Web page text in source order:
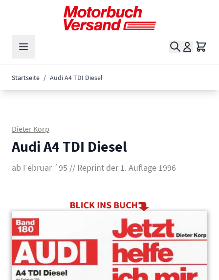
Zum Inhalt springen
Suche
Startseite / Audi A4 TDI Diesel
Dieter Korp
Audi A4 TDI Diesel
ab Februar ´95 // Reprint der 1. Auflage 1996
Main image
Click to view image in fullscreen